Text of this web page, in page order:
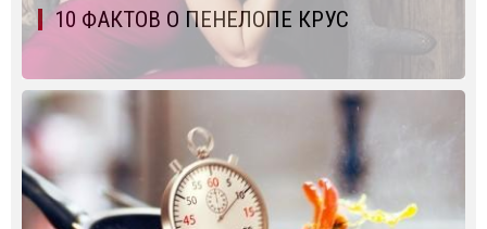
10 ФАКТОВ О ПЕНЕЛОПЕ КРУС